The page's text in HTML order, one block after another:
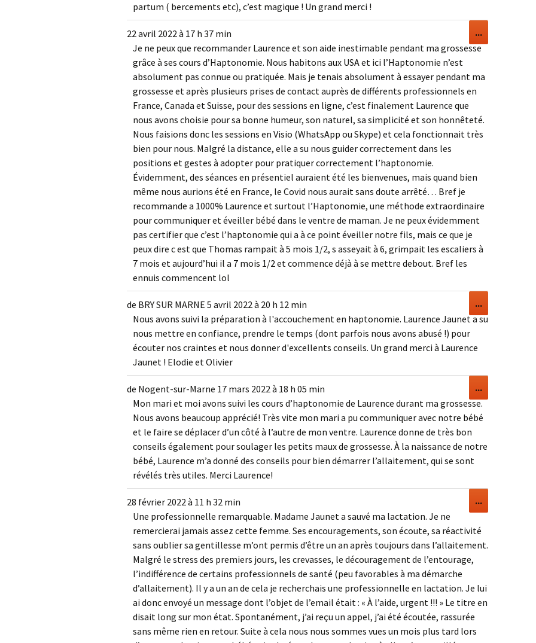
partum ( bercements etc), c’est magique ! Un grand merci !
22 avril 2022à 17 h 37 min
Je ne peux que recommander Laurence et son aide inestimable pendant ma grossesse
grâce à ses cours d’Haptonomie. Nous habitons aux USA et ici l’Haptonomie n’est
absolument pas connue ou pratiquée. Mais je tenais absolument à essayer pendant ma
grossesse et après plusieurs prises de contact auprès de différents professionnels en
France, Canada et Suisse, pour des sessions en ligne, c’est finalement Laurence que
nous avons choisie pour sa bonne humeur, son naturel, sa simplicité et son honnêteté.
Nous faisions donc les sessions en Visio (WhatsApp ou Skype) et cela fonctionnait très
bien pour nous. Malgré la distance, elle a su nous guider correctement dans les
positions et gestes à adopter pour pratiquer correctement l’haptonomie.
Évidemment, des séances en présentiel auraient été les bienvenues, mais quand bien
même nous aurions été en France, le Covid nous aurait sans doute arrêté… Bref je
recommande a 1000% Laurence et surtout l’Haptonomie, une méthode extraordinaire
pour communiquer et éveiller bébé dans le ventre de maman. Je ne peux évidemment
pas certifier que c’est l’haptonomie qui a à ce point éveiller notre fils, mais ce que je
peux dire c est que Thomas rampait à 5 mois 1/2, s asseyait à 6, grimpait les escaliers à
7 mois et aujourd’hui il a 7 mois 1/2 et commence déjà à se mettre debout. Bref les
ennuis commencent lol
...Ouvrir/Fermer
cette
de BRY SUR MARNE 5 avril 2022à 20 h 12 min
Nous avons suivi la préparation à l'accouchement en haptonomie. Laurence Jaunet a su
nous mettre en confiance, prendre le temps (dont parfois nous avons abusé !) pour
écouter nos craintes et nous donner d'excellents conseils. Un grand merci à Laurence
Jaunet ! Elodie et Olivier
...Ouvrir/Fermer
cette
de Nogent-sur-Marne 17 mars 2022à 18 h 05 min
Mon mari et moi avons suivi les cours d’haptonomie de Laurence durant ma grossesse.
Nous avons beaucoup apprécié! Très vite mon mari a pu communiquer avec notre bébé
et le faire se déplacer d’un côté à l’autre de mon ventre. Laurence donne de très bon
conseils également pour soulager les petits maux de grossesse. À la naissance de notre
bébé, Laurence m’a donné des conseils pour bien démarrer l’allaitement, qui se sont
révélés très utiles. Merci Laurence!
...Ouvrir/Fermer
cette
boîte
méta.
28 février 2022à 11 h 32 min
Une professionnelle remarquable. Madame Jaunet a sauvé ma lactation. Je ne
remercierai jamais assez cette femme. Ses encouragements, son écoute, sa réactivité
sans oublier sa gentillesse m’ont permis d’être un an après toujours dans l’allaitement.
Malgré le stress des premiers jours, les crevasses, le découragement de l’entourage,
l’indifférence de certains professionnels de santé (peu favorables à ma démarche
d’allaitement). Il y a un an de cela je recherchais une professionnelle en lactation. Je lui
ai donc envoyé un message dont l’objet de l’email était : « À l’aide, urgent !!! » Le titre en
disait long sur mon état. Spontanément, j’ai reçu un appel, j’ai été écoutée, rassurée
sans même rien en retour. Suite à cela nous nous sommes vues un mois plus tard lors
...Ouvrir/Fermer
cette